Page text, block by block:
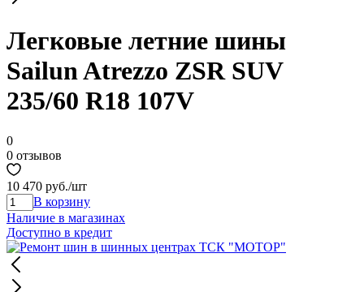
Легковые летние шины
Sailun Atrezzo ZSR SUV
235/60 R18 107V
0
0 отзывов
10 470 руб./шт
В корзину
Наличие в магазинах
Доступно в кредит